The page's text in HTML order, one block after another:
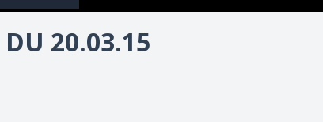
DU 20.03.15